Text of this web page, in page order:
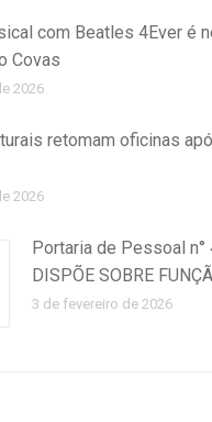
com Beatles 4Ever é
Covas
2026
retomam oficinas
2026
Portaria de Pessoal
DISPÕE SOBRE
3 de fevereiro de 2026